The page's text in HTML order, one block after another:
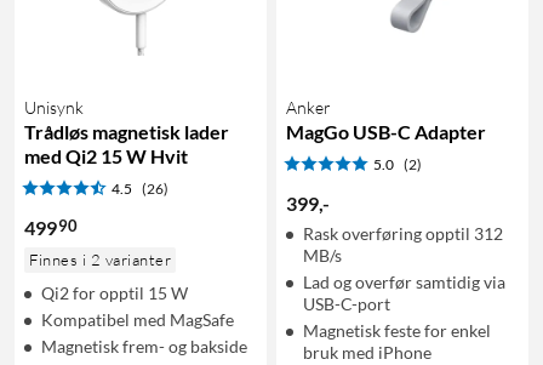
Unisynk
Trådløs magnetisk lader
med Qi2 15 W Hvit
4.5 (26)
49990
Finnes i 2 varianter
Qi2 for opptil 15 W
Kompatibel med MagSafe
Magnetisk frem- og bakside
Anker
MagGo USB-C Adapter
5.0 (2)
399,-
Rask overføring opptil 312
MB/s
Lad og overfør samtidig via
USB-C-port
Magnetisk feste for enkel
bruk med iPhone